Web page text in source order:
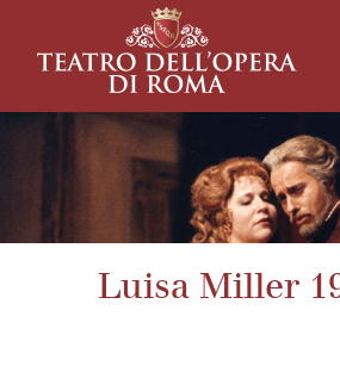
Luisa Miller